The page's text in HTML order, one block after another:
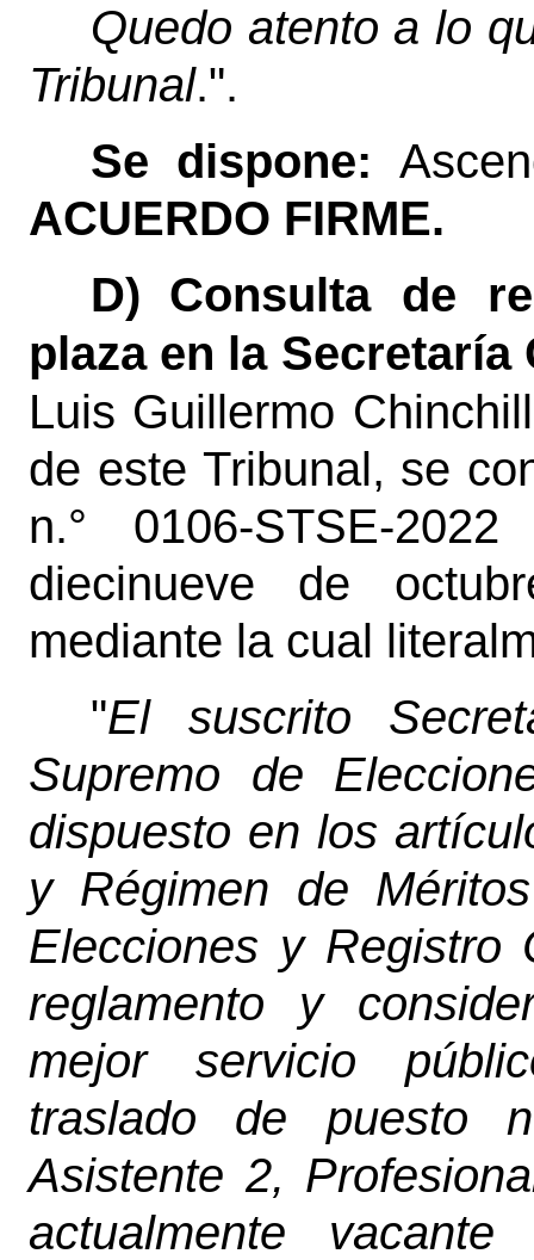
Quedo atento a lo
Tribunal.".
Se dispone:
ACUERDO FIRME.
D) Consulta de
plaza en la Secretaría
Luis Guillermo
de este Tribunal, se
n.° 0106-STSE-
diecinueve de
mediante la cual
"El suscrito
Supremo de
dispuesto en los
y Régimen de
Elecciones y
reglamento y
mejor servicio
traslado de puesto
Asistente 2,
actualmente